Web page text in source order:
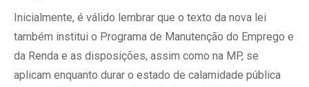
Inicialmente, é válido lembrar que o texto da nova lei
também institui o Programa de Manutenção do Emprego e
da Renda e as disposições, assim como na MP, se
aplicam enquanto durar o estado de calamidade pública